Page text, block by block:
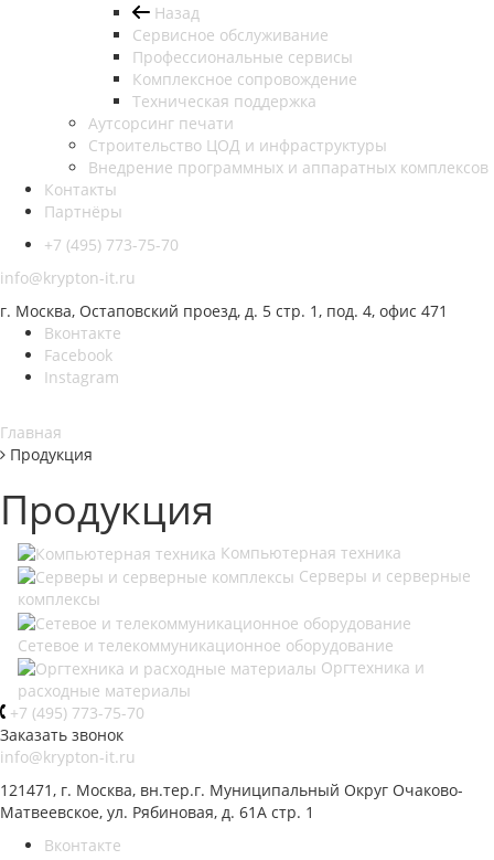
Назад
Сервисное обслуживание
Профессиональные сервисы
Комплексное сопровождение
Техническая поддержка
Аутсорсинг печати
Строительство ЦОД и инфраструктуры
Внедрение программных и аппаратных комплексов
Контакты
Партнёры
+7 (495) 773-75-70
info@krypton-it.ru
г. Москва, Остаповский проезд, д. 5 стр. 1, под. 4, офис 471
Вконтакте
Facebook
Instagram
Главная
Продукция
Продукция
Компьютерная техника
Серверы и серверные
комплексы
Сетевое и телекоммуникационное оборудование
Оргтехника и
расходные материалы
+7 (495) 773-75-70
Заказать звонок
info@krypton-it.ru
121471, г. Москва, вн.тер.г. Муниципальный Округ Очаково-
Матвеевское, ул. Рябиновая, д. 61А стр. 1
Вконтакте